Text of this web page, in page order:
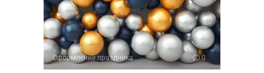
Оформление праздника 0